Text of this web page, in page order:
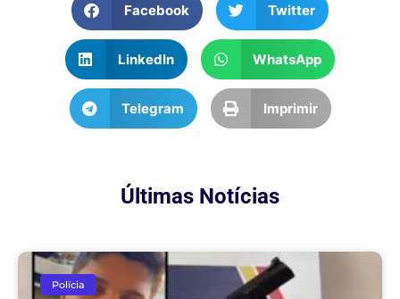
Facebook Twitter
LinkedIn WhatsApp
Telegram Imprimir
Últimas Notícias
Polícia